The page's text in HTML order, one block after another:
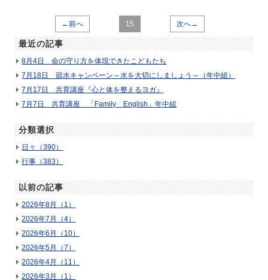
←前へ 15 次へ→
最近の記事
8月4日 命の守り方を体現できたこどもたち
7月18日 節水キャンペーン～水を大切にしましょう～（年中組）
7月17日 共育講座『心と体を整えるヨガ』
7月7日 共育講座 「Family English」年中組
分類選択
日々（390）
行事（383）
以前の記事
2026年8月（1）
2026年7月（4）
2026年6月（10）
2026年5月（7）
2026年4月（11）
2026年3月（1）